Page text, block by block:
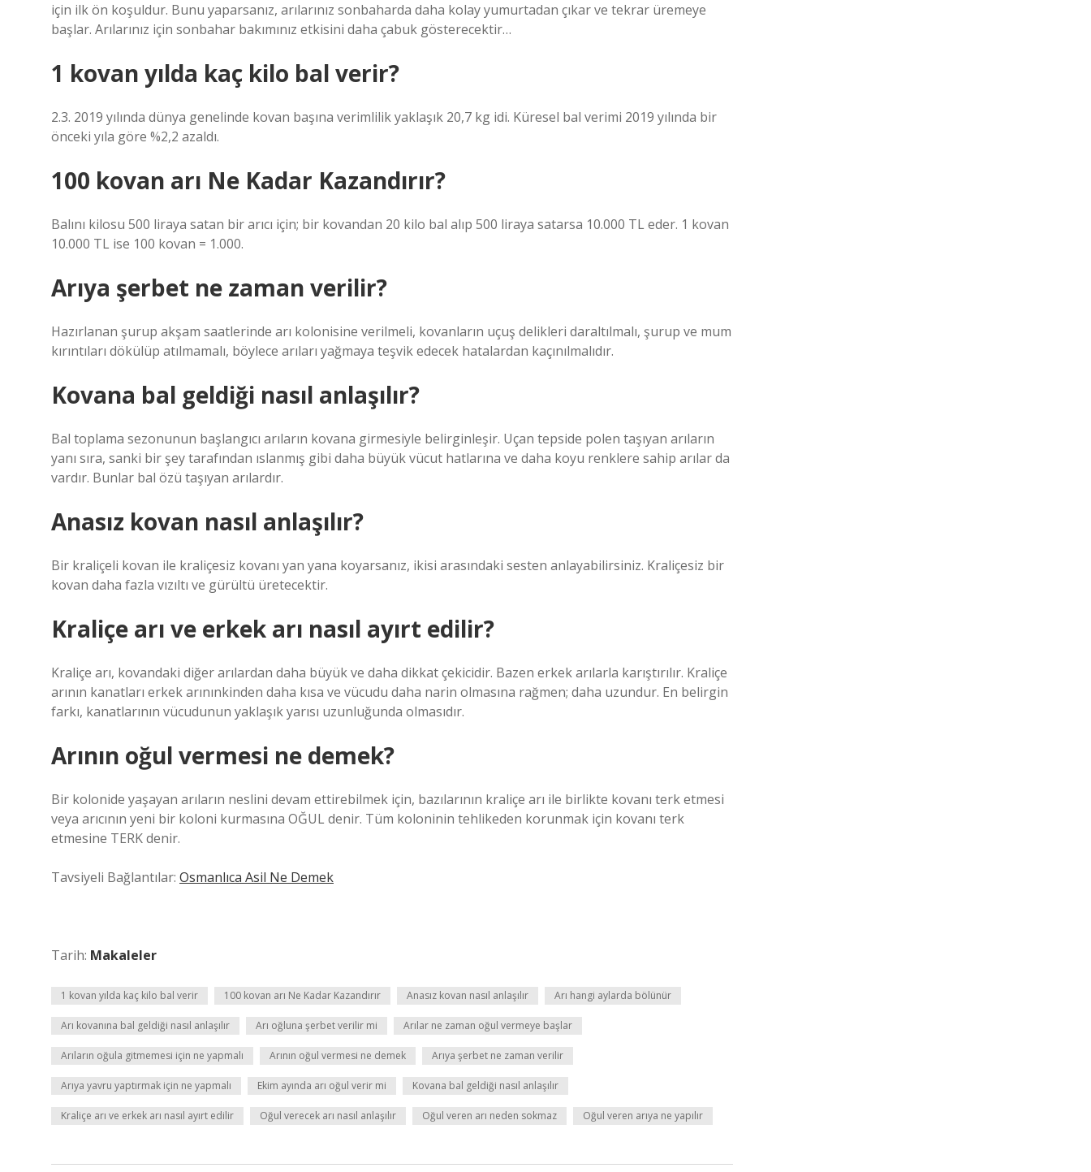
için ilk ön koşuldur. Bunu yaparsanız, arılarınız sonbaharda daha kolay yumurtadan çıkar ve tekrar üremeye
başlar. Arılarınız için sonbahar bakımınız etkisini daha çabuk gösterecektir…
1 kovan yılda kaç kilo bal verir?
2.3. 2019 yılında dünya genelinde kovan başına verimlilik yaklaşık 20,7 kg idi. Küresel bal verimi 2019 yılında bir
önceki yıla göre %2,2 azaldı.
100 kovan arı Ne Kadar Kazandırır?
Balını kilosu 500 liraya satan bir arıcı için; bir kovandan 20 kilo bal alıp 500 liraya satarsa ​​10.000 TL eder. 1 kovan
10.000 TL ise 100 kovan = 1.000.
Arıya şerbet ne zaman verilir?
Hazırlanan şurup akşam saatlerinde arı kolonisine verilmeli, kovanların uçuş delikleri daraltılmalı, şurup ve mum
kırıntıları dökülüp atılmamalı, böylece arıları yağmaya teşvik edecek hatalardan kaçınılmalıdır.
Kovana bal geldiği nasıl anlaşılır?
Bal toplama sezonunun başlangıcı arıların kovana girmesiyle belirginleşir. Uçan tepside polen taşıyan arıların
yanı sıra, sanki bir şey tarafından ıslanmış gibi daha büyük vücut hatlarına ve daha koyu renklere sahip arılar da
vardır. Bunlar bal özü taşıyan arılardır.
Anasız kovan nasıl anlaşılır?
Bir kraliçeli kovan ile kraliçesiz kovanı yan yana koyarsanız, ikisi arasındaki sesten anlayabilirsiniz. Kraliçesiz bir
kovan daha fazla vızıltı ve gürültü üretecektir.
Kraliçe arı ve erkek arı nasıl ayırt edilir?
Kraliçe arı, kovandaki diğer arılardan daha büyük ve daha dikkat çekicidir. Bazen erkek arılarla karıştırılır. Kraliçe
arının kanatları erkek arınınkinden daha kısa ve vücudu daha narin olmasına rağmen; daha uzundur. En belirgin
farkı, kanatlarının vücudunun yaklaşık yarısı uzunluğunda olmasıdır.
Arının oğul vermesi ne demek?
Bir kolonide yaşayan arıların neslini devam ettirebilmek için, bazılarının kraliçe arı ile birlikte kovanı terk etmesi
veya arıcının yeni bir koloni kurmasına OĞUL denir. Tüm koloninin tehlikeden korunmak için kovanı terk
etmesine TERK denir.
Tavsiyeli Bağlantılar: Osmanlıca Asil Ne Demek
Tarih: Makaleler
1 kovan yılda kaç kilo bal verir 100 kovan arı Ne Kadar Kazandırır Anasız kovan nasıl anlaşılır Arı hangi aylarda bölünür
Arı kovanına bal geldiği nasıl anlaşılır Arı oğluna şerbet verilir mi Arılar ne zaman oğul vermeye başlar
Arıların oğula gitmemesi için ne yapmalı Arının oğul vermesi ne demek Arıya şerbet ne zaman verilir
Arıya yavru yaptırmak için ne yapmalı Ekim ayında arı oğul verir mi Kovana bal geldiği nasıl anlaşılır
Kraliçe arı ve erkek arı nasıl ayırt edilir Oğul verecek arı nasıl anlaşılır Oğul veren arı neden sokmaz Oğul veren arıya ne yapılır